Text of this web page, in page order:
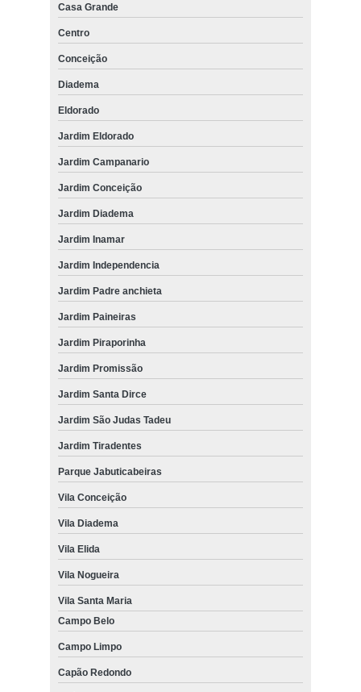
Casa Grande
Centro
Conceição
Diadema
Eldorado
Jardim Eldorado
Jardim Campanario
Jardim Conceição
Jardim Diadema
Jardim Inamar
Jardim Independencia
Jardim Padre anchieta
Jardim Paineiras
Jardim Piraporinha
Jardim Promissão
Jardim Santa Dirce
Jardim São Judas Tadeu
Jardim Tiradentes
Parque Jabuticabeiras
Vila Conceição
Vila Diadema
Vila Elida
Vila Nogueira
Vila Santa Maria
Campo Belo
Campo Limpo
Capão Redondo